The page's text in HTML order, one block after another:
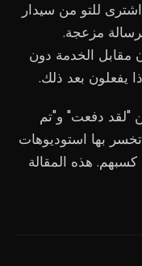
للتو من سيدار
مزعجة.
مقابل الخدمة دون
يفعلون بعد ذلك.
"لقد دفعت" و"تم
بها استوديوهات
كسبهم. هذه المقالة